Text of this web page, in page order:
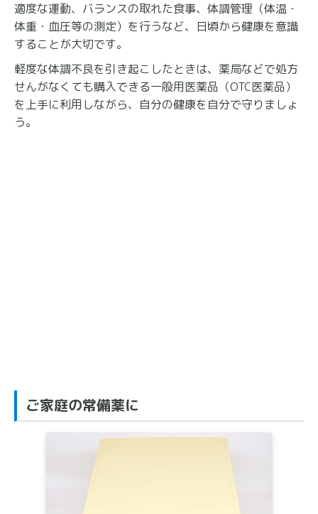
適度な運動、バランスの取れた食事、体調管理（体温・
体重・血圧等の測定）を行うなど、日頃から健康を意識
することが大切です。
軽度な体調不良を引き起こしたときは、薬局などで処方
せんがなくても購入できる一般用医薬品（OTC医薬品）
を上手に利用しながら、自分の健康を自分で守りましょ
う。
ご家庭の常備薬に